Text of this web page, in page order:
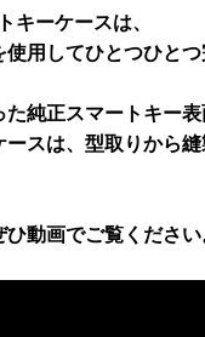
キーケースは、
用してひとつひと
純正スマートキー
スは、型取りから
動画でご覧ください